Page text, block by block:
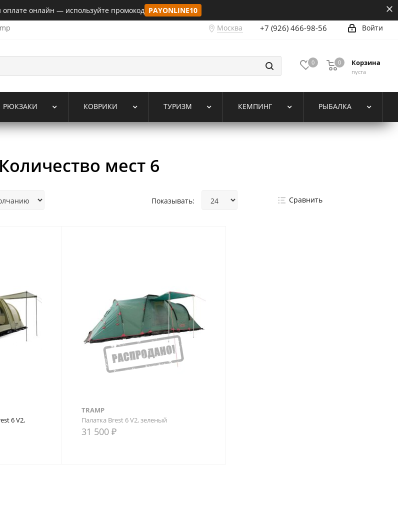
онлайн — используйте промокод PAYONLINE10
Москва Войти
+7 (926) 466-98-56
0 Корзина
пуста
0
РЮКЗАКИ КОВРИКИ ТУРИЗМ КЕМПИНГ РЫБАЛКА
мест 6
Показывать: Сравнить
6 V2,
TRAMP
Палатка Brest 6 V2, зеленый
31 500 ₽